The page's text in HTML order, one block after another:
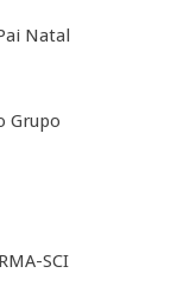
Natal
Grupo
SCI